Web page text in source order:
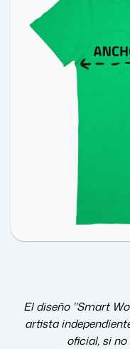
El diseño "Smart
artista
oficial, si no